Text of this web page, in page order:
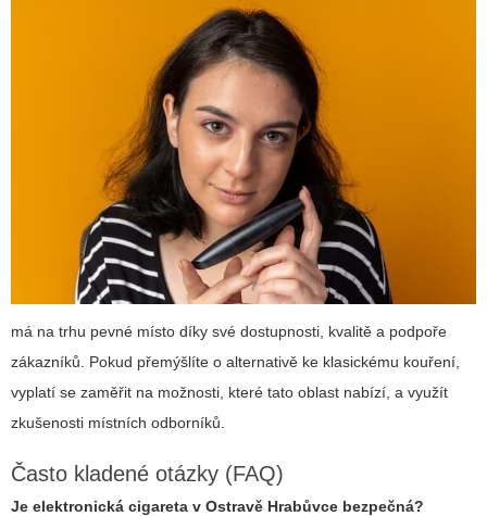
má na trhu pevné místo díky své dostupnosti, kvalitě a podpoře
zákazníků. Pokud přemýšlíte o alternativě ke klasickému kouření,
vyplatí se zaměřit na možnosti, které tato oblast nabízí, a využít
zkušenosti místních odborníků.
Často kladené otázky (FAQ)
Je elektronická cigareta v Ostravě Hrabůvce bezpečná?